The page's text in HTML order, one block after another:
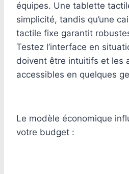
équipes. Une tablette
simplicité, tandis qu’une
tactile fixe garantit
Testez l’interface en
doivent être intuitifs et les
accessibles en quelques
Le modèle économique
votre budget :